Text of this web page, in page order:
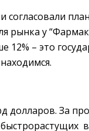
у
12% – это
долларов. За